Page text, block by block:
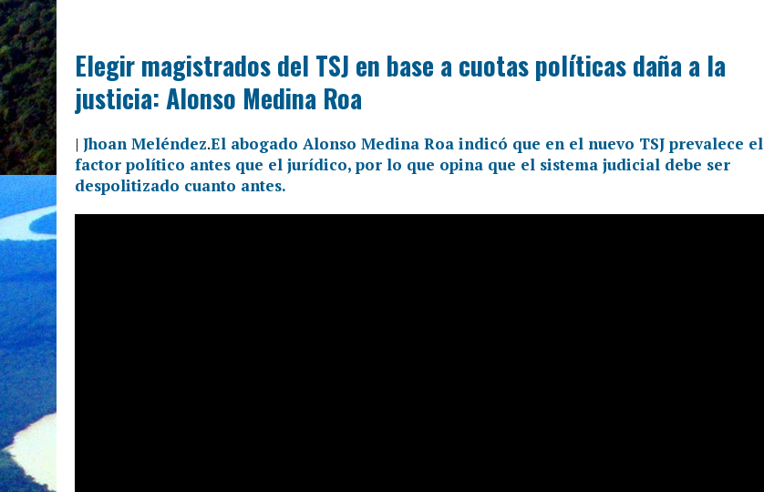
Elegir magistrados del TSJ en base a cuotas políticas daña a la
justicia: Alonso Medina Roa
| Jhoan Meléndez.El abogado Alonso Medina Roa indicó que en el nuevo TSJ prevalece el
factor político antes que el jurídico, por lo que opina que el sistema judicial debe ser
despolitizado cuanto antes.